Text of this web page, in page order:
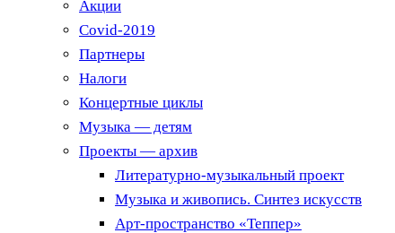
Акции
Covid-2019
Партнеры
Налоги
Концертные циклы
Музыка — детям
Проекты — архив
Литературно-музыкальный проект
Музыка и живопись. Синтез искусств
Арт-пространство «Теппер»